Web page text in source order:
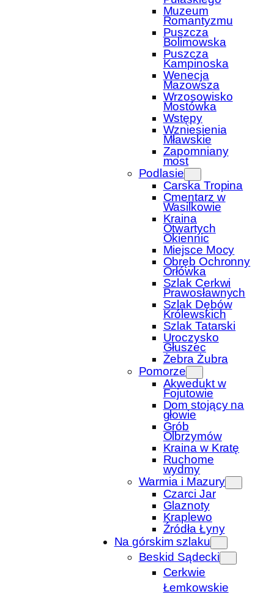
Muzeum
Romantyzmu
Puszcza
Bolimowska
Puszcza
Kampinoska
Wenecja
Mazowsza
Wrzosowisko
Mostówka
Wstępy
Wzniesienia
Mławskie
Zapomniany
most
Podlasie
Carska Tropina
Cmentarz w
Wasilkowie
Kraina
Otwartych
Okiennic
Miejsce Mocy
Obręb Ochronny
Orłówka
Szlak Cerkwi
Prawosławnych
Szlak Dębów
Królewskich
Szlak Tatarski
Uroczysko
Głuszec
Żebra Żubra
Pomorze
Akwedukt w
Fojutowie
Dom stojący na
głowie
Grób
Olbrzymów
Kraina w Kratę
Ruchome
wydmy
Warmia i Mazury
Czarci Jar
Glaznoty
Kraplewo
Źródła Łyny
Na górskim szlaku
Beskid Sądecki
Cerkwie
Łemkowskie